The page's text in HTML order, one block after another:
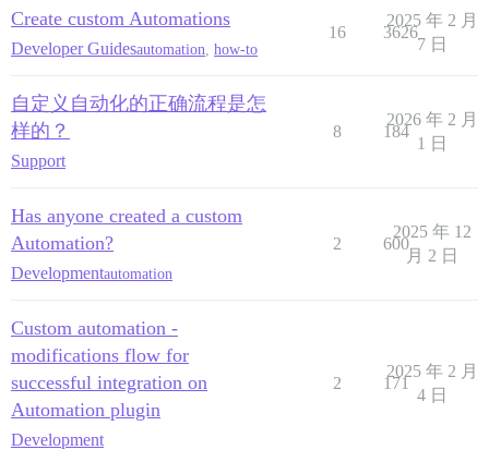
Create custom Automations
Developer Guidesautomation how-to
16 3626
2025 年 2 月
7 日
自定义自动化的正确流程是怎
样的？
Support
8 184
2026 年 2 月
1 日
Has anyone created a custom
Automation?
Developmentautomation
2 600
2025 年 12
月 2 日
Custom automation -
modifications flow for
successful integration on
Automation plugin
Development
2 171
2025 年 2 月
4 日